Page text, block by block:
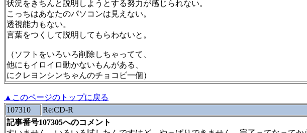
状況をきちんと説明しようとする努力が感じられない。
こっちはあなたのパソコンは見えない。
透視能力もない。
言葉をつくして説明してもらわないと。
（ソフトをいろいろ削除しちゃってて、
他にもイロイロ動かないもんがある、
にクレヨンシンちゃんのチョコビ一個）
▲このページのトップに戻る
107310
Re:CD-R
記事番号107305へのコメント